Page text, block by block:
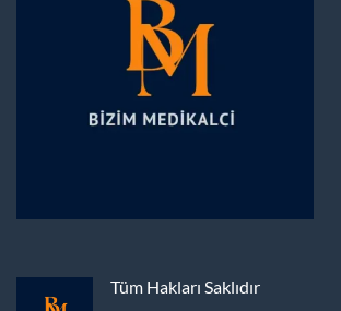
Tüm Hakları Saklıdır